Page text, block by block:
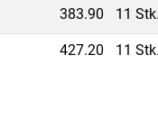
383.90 11 Stk.
427.20 11 Stk.